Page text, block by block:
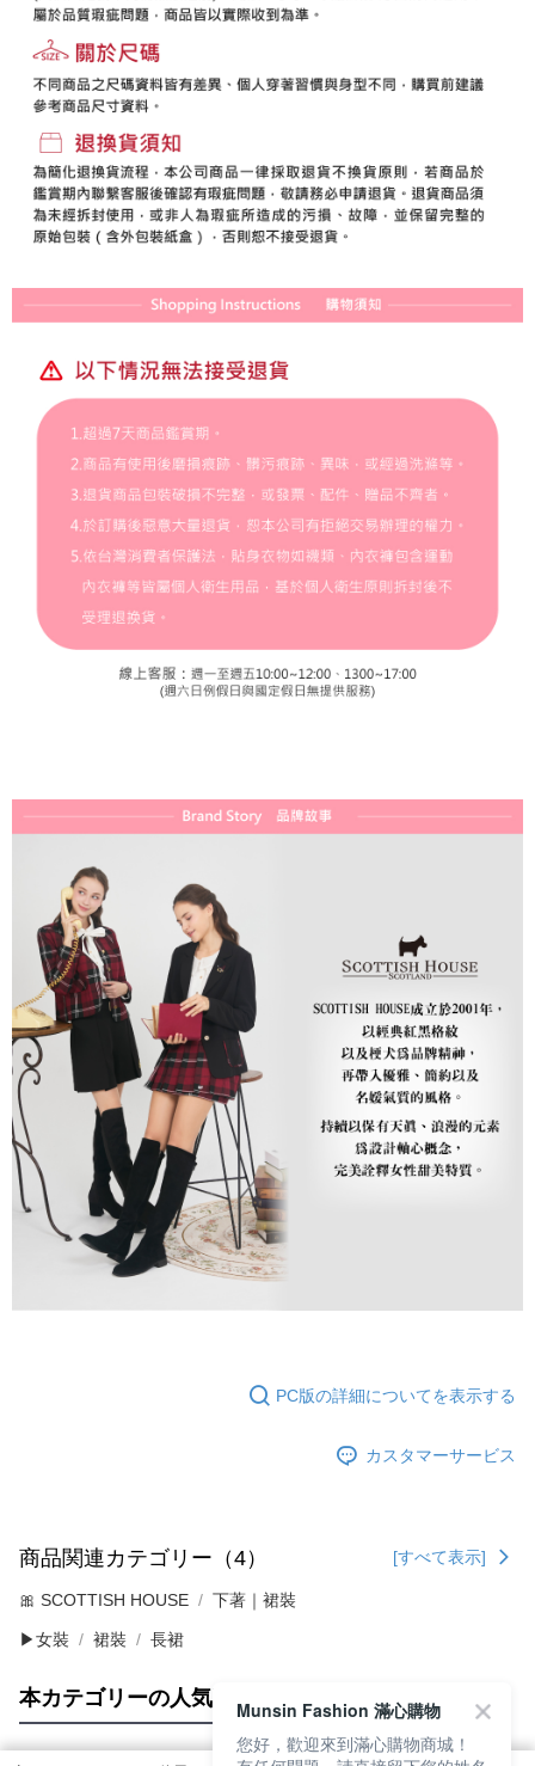
PC版の詳細についてを表示する
カスタマーサービス
商品関連カテゴリー（4） [すべて表示]
🎀 SCOTTISH HOUSE 下著｜裙裝
▶女裝 裙裝 長裙
本カテゴリーの人気商品 サイト全体のランキング
Munsin Fashion 滿心購物
您好，歡迎來到滿心購物商城！